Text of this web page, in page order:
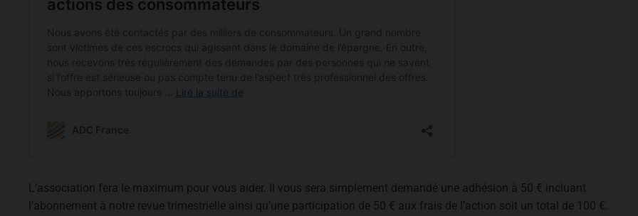
L’association fera le maximum pour vous aider. Il vous sera simplement demandé une adhésion à 50 € incluant
l’abonnement à notre revue trimestrielle ainsi qu’une participation de 50 € aux frais de l’action soit un total de 100 €.